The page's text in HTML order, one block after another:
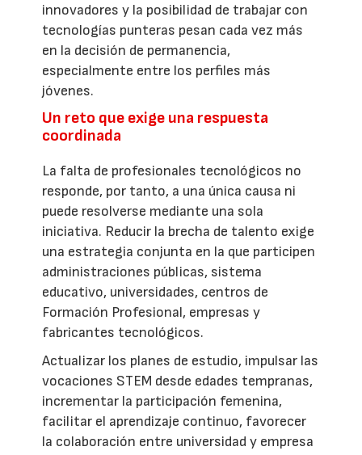
innovadores y la posibilidad de trabajar con
tecnologías punteras pesan cada vez más
en la decisión de permanencia,
especialmente entre los perfiles más
jóvenes.
Un reto que exige una respuesta
coordinada
La falta de profesionales tecnológicos no
responde, por tanto, a una única causa ni
puede resolverse mediante una sola
iniciativa. Reducir la brecha de talento exige
una estrategia conjunta en la que participen
administraciones públicas, sistema
educativo, universidades, centros de
Formación Profesional, empresas y
fabricantes tecnológicos.
Actualizar los planes de estudio, impulsar las
vocaciones STEM desde edades tempranas,
incrementar la participación femenina,
facilitar el aprendizaje continuo, favorecer
la colaboración entre universidad y empresa